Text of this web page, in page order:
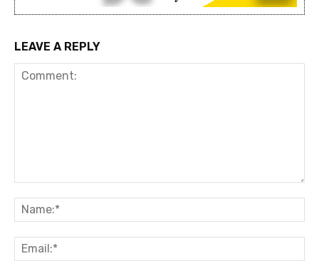
LEAVE A REPLY